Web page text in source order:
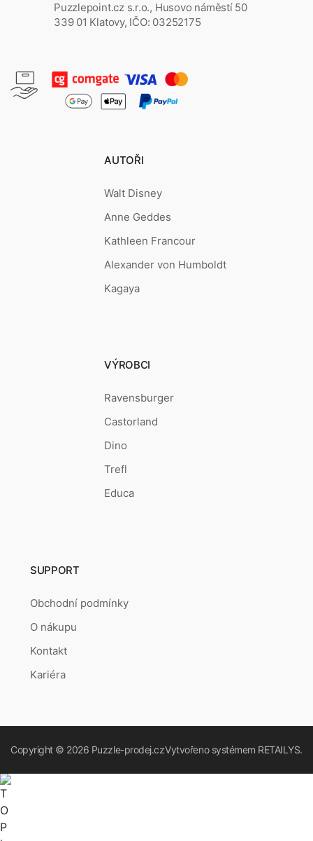
Puzzlepoint.cz s.r.o., Husovo náměstí 50
339 01 Klatovy, IČO: 03252175
AUTOŘI
Walt Disney
Anne Geddes
Kathleen Francour
Alexander von Humboldt
Kagaya
VÝROBCI
Ravensburger
Castorland
Dino
Trefl
Educa
SUPPORT
Obchodní podmínky
O nákupu
Kontakt
Kariéra
Copyright © 2026 Puzzle-prodej.czVytvořeno systémem RETAILYS.